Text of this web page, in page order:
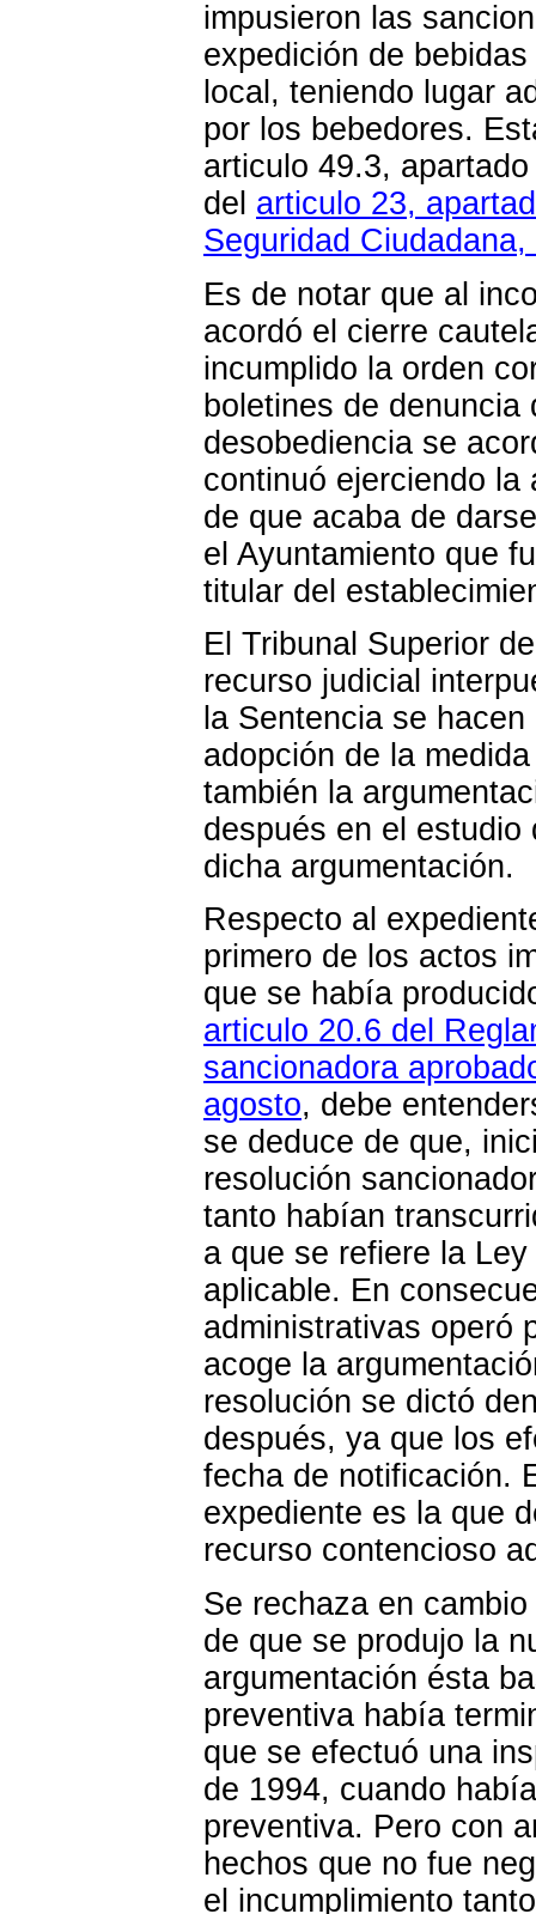
impusieron las
expedición de
local, teniendo lugar
por los bebedores.
articulo 49.3,
del articulo 23,
Seguridad
Es de notar que al
acordó el cierre
incumplido la orden
boletines de
desobediencia se
continuó ejerciendo
de que acaba de
el Ayuntamiento que
titular del
El Tribunal Superior
recurso judicial
la Sentencia se
adopción de la
también la
después en el
dicha argumentación.
Respecto al
primero de los actos
que se había
articulo 20.6 del
sancionadora
agosto, debe
se deduce de que,
resolución
tanto habían
a que se refiere la
aplicable. En
administrativas operó
acoge la
resolución se dictó
después, ya que los
fecha de notificación.
expediente es la que
recurso contencioso
Se rechaza en
de que se produjo la
argumentación ésta
preventiva había
que se efectuó una
de 1994, cuando
preventiva. Pero con
hechos que no fue
el incumplimiento